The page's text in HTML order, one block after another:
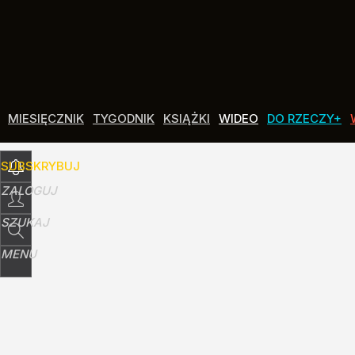
MIESIĘCZNIK TYGODNIK KSIĄŻKI WIDEO DO RZECZY+
SUBSKRYBUJ
ZALOGUJ
SZUKAJ
MENU